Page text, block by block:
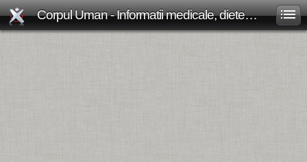
Corpul Uman - Informatii medicale, diete de slabit, boli si afectiuni